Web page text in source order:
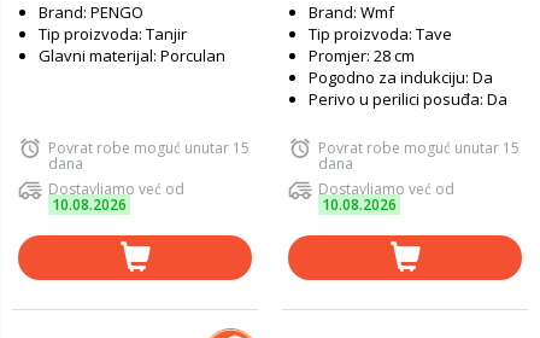
Brand: PENGO
Tip proizvoda: Tanjir
Glavni materijal: Porculan
Povrat robe moguć unutar 15
dana
Dostavljamo već od
10.08.2026
Brand: Wmf
Tip proizvoda: Tave
Promjer: 28 cm
Pogodno za indukciju: Da
Perivo u perilici posuđa: Da
Povrat robe moguć unutar 15
dana
Dostavljamo već od
10.08.2026